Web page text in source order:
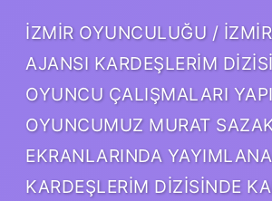
İZMİR OYUNCULUĞU /
AJANSI KARDEŞLERİM
OYUNCU ÇALIŞMALARI
OYUNCUMUZ MURAT
EKRANLARINDA
KARDEŞLERİM DİZİSİNDE